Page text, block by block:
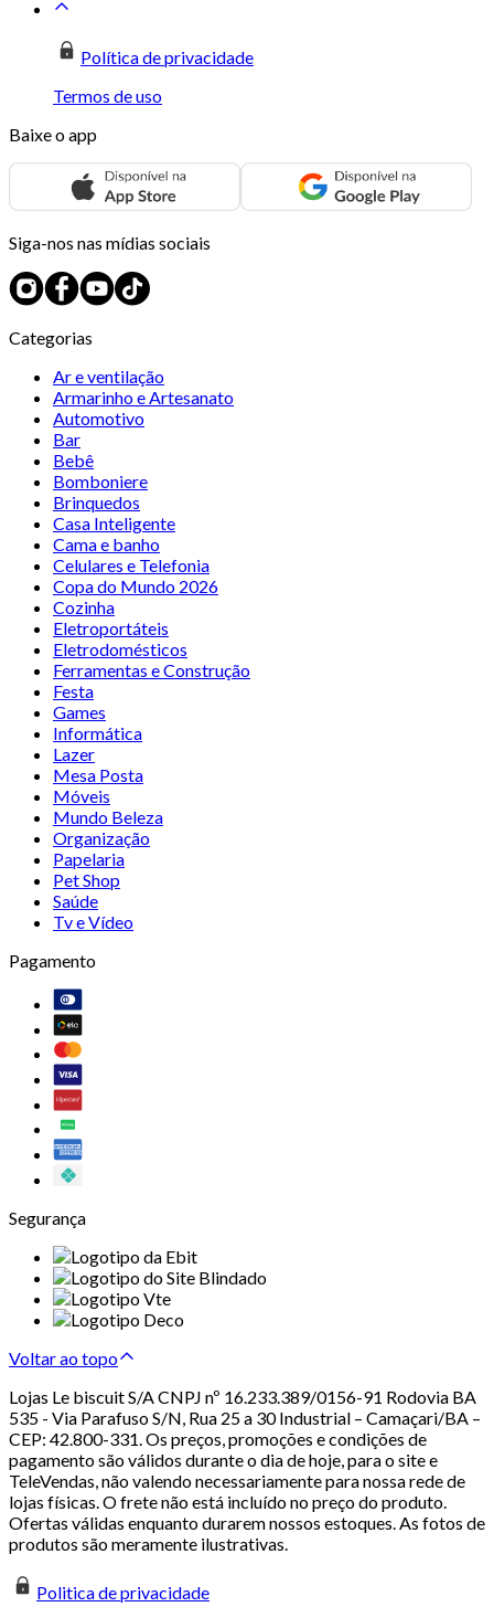
Política de privacidade
Termos de uso
Baixe o app
Siga-nos nas mídias sociais
Categorias
Ar e ventilação
Armarinho e Artesanato
Automotivo
Bar
Bebê
Bomboniere
Brinquedos
Casa Inteligente
Cama e banho
Celulares e Telefonia
Copa do Mundo 2026
Cozinha
Eletroportáteis
Eletrodomésticos
Ferramentas e Construção
Festa
Games
Informática
Lazer
Mesa Posta
Móveis
Mundo Beleza
Organização
Papelaria
Pet Shop
Saúde
Tv e Vídeo
Pagamento
Segurança
Voltar ao topo
Lojas Le biscuit S/A CNPJ nº 16.233.389/0156-91 Rodovia BA
535 - Via Parafuso S/N, Rua 25 a 30 Industrial – Camaçari/BA –
CEP: 42.800-331. Os preços, promoções e condições de
pagamento são válidos durante o dia de hoje, para o site e
TeleVendas, não valendo necessariamente para nossa rede de
lojas físicas. O frete não está incluído no preço do produto.
Ofertas válidas enquanto durarem nossos estoques. As fotos de
produtos são meramente ilustrativas.
Politica de privacidade